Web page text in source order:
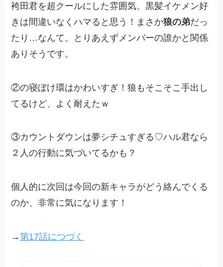
袴田君を超クールにした雰囲気。黒髪イケメン好
きは間違いなくハマると思う！まさか狼の弟だっ
たり…なんて。とりあえずメンバーの誰かと関係
ありそうです。
②の寝ぼけ環はかわいすぎ！狼もそこそこ手出し
てるけど、よく耐えたｗ
③カウントダウンは夢シチュすぎる♡ハル君なら
２人の行動に気づいてるかも？
個人的に次回は今回の新キャラがどう絡んでくる
のか、非常に気になります！
→第17話につづく